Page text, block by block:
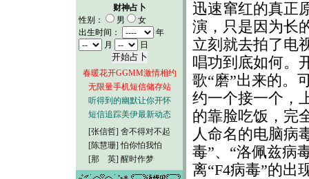
财神占卜
性别：
男
女
出生时间：
年
月
日
春暖花开GGMM激情相约
无限量手机短信储存站
听得到的幽默让你开怀
短信追踪美伊最新动态
[张信哲] 舍不得对不起
[陈慧珊] 怕你怕我怕
[那 英] 醒时作梦
迅速窜红的真正
演，只是因为长
立刻就去拍了电
唱功到底如何。
歌“磨”出来的。
约一个接一个，
的靠脸吃饭，完
人命名的电脑病
毒”、“洛佩兹病
离“F4病毒”的出